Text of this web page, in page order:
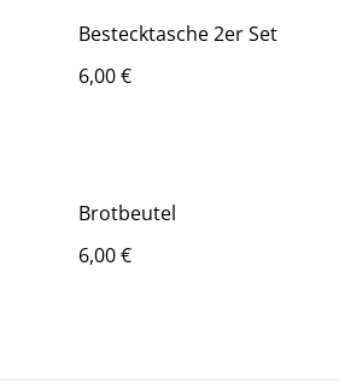
Bestecktasche 2er Set
6,00 €
Brotbeutel
6,00 €